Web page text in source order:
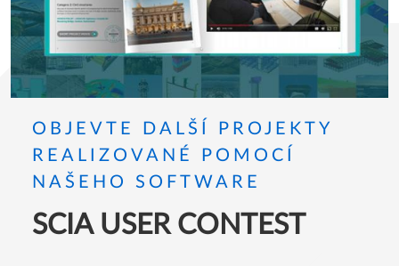
OBJEVTE DALŠÍ PROJEKTY
REALIZOVANÉ POMOCÍ
NAŠEHO SOFTWARE
SCIA USER CONTEST